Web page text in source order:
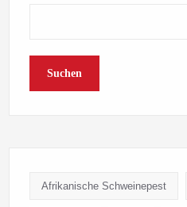
Suchen
Afrikanische Schweinepest